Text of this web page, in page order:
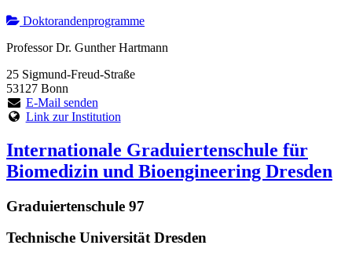
Doktorandenprogramme
Professor Dr. Gunther Hartmann
25 Sigmund-Freud-Straße
53127 Bonn
E-Mail senden
Link zur Institution
Internationale Graduiertenschule für
Biomedizin und Bioengineering Dresden
Graduiertenschule 97
Technische Universität Dresden